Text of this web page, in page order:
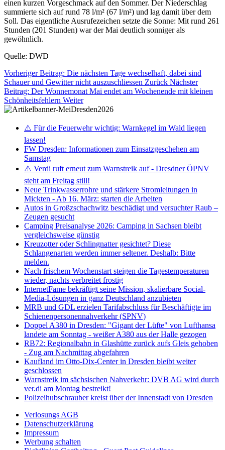
einen kurzen Vorgeschmack auf den Sommer. Der Niederschlag
summierte sich auf rund 78 l/m² (67 l/m²) und lag damit über dem
Soll. Das eigentliche Ausrufezeichen setzte die Sonne: Mit rund 261
Stunden (201 Stunden) war der Mai deutlich sonniger als
gewöhnlich.
Quelle: DWD
Vorheriger Beitrag: Die nächsten Tage wechselhaft, dabei sind
Schauer und Gewitter nicht auszuschliessen Zurück Nächster
Beitrag: Der Wonnemonat Mai endet am Wochenende mit kleinen
Schönheitsfehlern Weiter
⚠️ Für die Feuerwehr wichtig: Warnkegel im Wald liegen
lassen!
FW Dresden: Informationen zum Einsatzgeschehen am
Samstag
⚠️ Verdi ruft erneut zum Warnstreik auf - Dresdner ÖPNV
steht am Freitag still!
Neue Trinkwasserrohre und stärkere Stromleitungen in
Mickten - Ab 16. März: starten die Arbeiten
Autos in Großzschachwitz beschädigt und versuchter Raub –
Zeugen gesucht
Camping Preisanalyse 2026: Camping in Sachsen bleibt
vergleichsweise günstig
Kreuzotter oder Schlingnatter gesichtet? Diese
Schlangenarten werden immer seltener. Deshalb: Bitte
melden.
Nach frischem Wochenstart steigen die Tagestemperaturen
wieder, nachts verbreitet frostig
InternetFame bekräftigt seine Mission, skalierbare Social-
Media-Lösungen in ganz Deutschland anzubieten
MRB und GDL erzielen Tarifabschluss für Beschäftigte im
Schienenpersonennahverkehr (SPNV)
Doppel A380 in Dresden: "Gigant der Lüfte" von Lufthansa
landete am Sonntag - weißer A380 aus der Halle gezogen
RB72: Regionalbahn in Glashütte zurück aufs Gleis gehoben
- Zug am Nachmittag abgefahren
Kaufland im Otto-Dix-Center in Dresden bleibt weiter
geschlossen
Warnstreik im sächsischen Nahverkehr: DVB AG wird durch
ver.di am Montag bestreikt!
Polizeihubschrauber kreist über der Innenstadt von Dresden
Verlosungs AGB
Datenschutzerklärung
Impressum
Werbung schalten